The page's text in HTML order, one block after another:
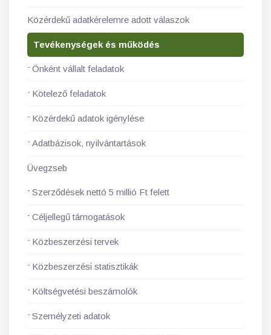
Közérdekű adatkérelemre adott válaszok
Tevékenységek és működés
Önként vállalt feladatok
Kötelező feladatok
Közérdekű adatok igénylése
Adatbázisok, nyilvántartások
Üvegzseb
Szerződések nettó 5 millió Ft felett
Céljellegű támogatások
Közbeszerzési tervek
Közbeszerzési statisztikák
Költségvetési beszámolók
Személyzeti adatok